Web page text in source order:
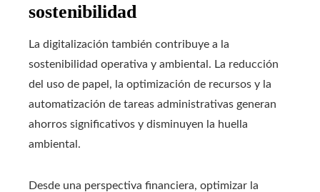
sostenibilidad
La digitalización también contribuye a la
sostenibilidad operativa y ambiental. La reducción
del uso de papel, la optimización de recursos y la
automatización de tareas administrativas generan
ahorros significativos y disminuyen la huella
ambiental.
Desde una perspectiva financiera, optimizar la